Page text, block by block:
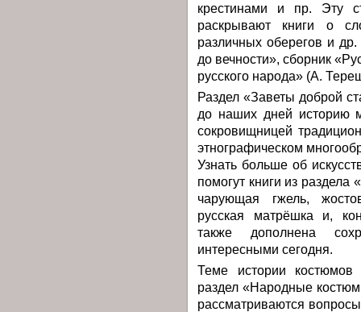
крестинами и пр. Эту
раскрывают книги о
различных оберегов и
до вечности», сборник
русского народа» (А.
Раздел «Заветы доброй
до наших дней историю
сокровищницей
этнографическом
Узнать больше об
помогут книги из
чарующая гжель,
русская матрёшка и,
также дополнена
интересными сегодня.
Теме истории
раздел «Народные
рассматриваются